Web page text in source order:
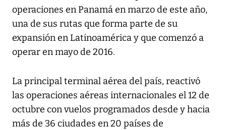
operaciones en Panamá en marzo de este año,
una de sus rutas que forma parte de su
expansión en Latinoamérica y que comenzó a
operar en mayo de 2016.
La principal terminal aérea del país, reactivó
las operaciones aéreas internacionales el 12 de
octubre con vuelos programados desde y hacia
más de 36 ciudades en 20 países de